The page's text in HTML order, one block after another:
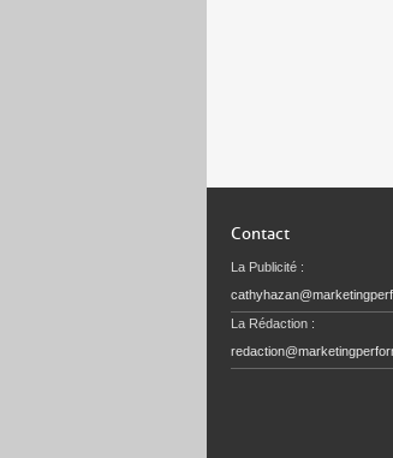
Contact
La Publicité :
La Rédaction :